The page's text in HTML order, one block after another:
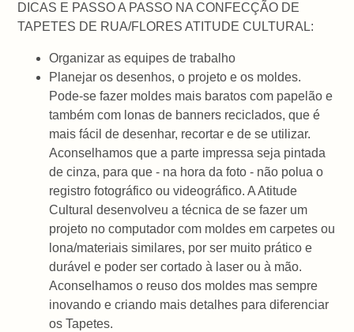
DICAS E PASSO A PASSO NA CONFECÇÃO DE
TAPETES DE RUA/FLORES ATITUDE CULTURAL:
Organizar as equipes de trabalho
Planejar os desenhos, o projeto e os moldes.
Pode-se fazer moldes mais baratos com papelão e
também com lonas de banners reciclados, que é
mais fácil de desenhar, recortar e de se utilizar.
Aconselhamos que a parte impressa seja pintada
de cinza, para que - na hora da foto - não polua o
registro fotográfico ou videográfico. A Atitude
Cultural desenvolveu a técnica de se fazer um
projeto no computador com moldes em carpetes ou
lona/materiais similares, por ser muito prático e
durável e poder ser cortado à laser ou à mão.
Aconselhamos o reuso dos moldes mas sempre
inovando e criando mais detalhes para diferenciar
os Tapetes.